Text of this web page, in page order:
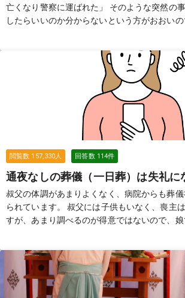
亡くなり警察に運ばれた」 そのような突然の事態にどのように対応
したらいいのか分からないという方がおおい
か。この質問では故人が亡くなり警察が介入
閲覧数 157,330人 回答数 114件
通夜なしの葬儀（一日葬）は失礼に
叔父の体調があまりよくなく、病院からも葬
られています。 叔父には子供もいなく、喪主は母になると思うので
すが、あまり調べるのが得意ではないので、娘
をするのはちょっと...という感じなので、一日
儀）を考えています。 親戚や本当に親しい人も合わせて20名はい
かないと思うのですが、通夜をしないと失礼に